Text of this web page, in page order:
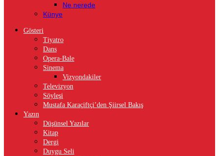
Ne nerede
Künye
Gösteri
Tiyatro
Dans
Opera-Bale
Sinema
Vizyondakiler
Televizyon
Söyleşi
Mustafa Karaçiftçi’den Şiirsel Bakış
Yazın
Düşünsel Yazılar
Kitap
Dergi
Duygu Seli